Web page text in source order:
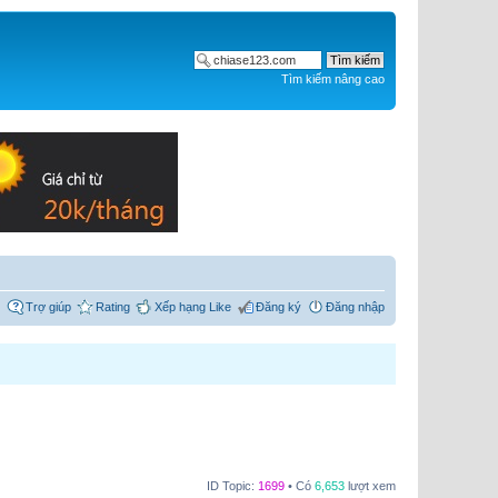
Tìm kiếm nâng cao
Trợ giúp Rating Xếp hạng Like Đăng ký Đăng nhập
ID Topic: 1699 • Có 6,653 lượt xem